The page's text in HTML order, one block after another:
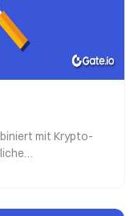
mit Krypto-